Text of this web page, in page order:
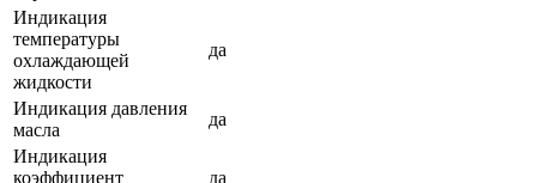
Индикация
температуры
охлаждающей
жидкости
да
Индикация давления
масла
да
Индикация
коэффициент
да